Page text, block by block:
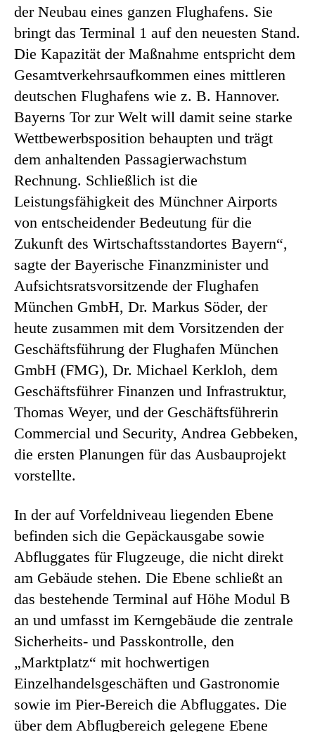
der Neubau eines ganzen Flughafens. Sie
bringt das Terminal 1 auf den neuesten Stand.
Die Kapazität der Maßnahme entspricht dem
Gesamtverkehrsaufkommen eines mittleren
deutschen Flughafens wie z. B. Hannover.
Bayerns Tor zur Welt will damit seine starke
Wettbewerbsposition behaupten und trägt
dem anhaltenden Passagierwachstum
Rechnung. Schließlich ist die
Leistungsfähigkeit des Münchner Airports
von entscheidender Bedeutung für die
Zukunft des Wirtschaftsstandortes Bayern“,
sagte der Bayerische Finanzminister und
Aufsichtsratsvorsitzende der Flughafen
München GmbH, Dr. Markus Söder, der
heute zusammen mit dem Vorsitzenden der
Geschäftsführung der Flughafen München
GmbH (FMG), Dr. Michael Kerkloh, dem
Geschäftsführer Finanzen und Infrastruktur,
Thomas Weyer, und der Geschäftsführerin
Commercial und Security, Andrea Gebbeken,
die ersten Planungen für das Ausbauprojekt
vorstellte.
In der auf Vorfeldniveau liegenden Ebene
befinden sich die Gepäckausgabe sowie
Abfluggates für Flugzeuge, die nicht direkt
am Gebäude stehen. Die Ebene schließt an
das bestehende Terminal auf Höhe Modul B
an und umfasst im Kerngebäude die zentrale
Sicherheits- und Passkontrolle, den
„Marktplatz“ mit hochwertigen
Einzelhandelsgeschäften und Gastronomie
sowie im Pier-Bereich die Abfluggates. Die
über dem Abflugbereich gelegene Ebene